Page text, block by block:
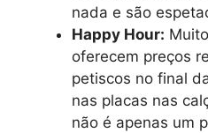
nada e são
Happy Hour:
oferecem preços
petiscos no final
nas placas nas
não é apenas um